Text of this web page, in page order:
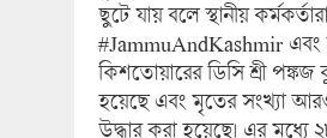
ছুটে যায় বলে স্থানীয়
#JammuAndKashmir এবং
কিশতোয়ারের ডিসি শ্রী পঙ্কজ
হয়েছে এবং মৃতের সংখ্যা
উদ্ধার করা হয়েছে। এর